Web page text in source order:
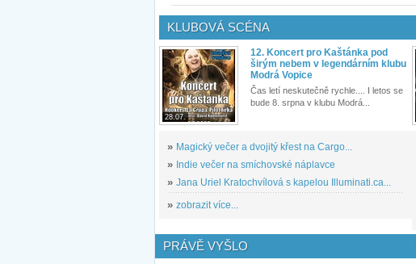
KLUBOVÁ SCÉNA
28.07.
12. Koncert pro Kaštánka pod
širým nebem v legendárním klubu
Modrá Vopice
Čas letí neskutečně rychle.... I letos se
bude 8. srpna v klubu Modrá...
» Magický večer a dvojitý křest na Cargo...
» Indie večer na smíchovské náplavce
» Jana Uriel Kratochvílová s kapelou Illuminati.ca...
» zobrazit více...
PRÁVĚ VYŠLO